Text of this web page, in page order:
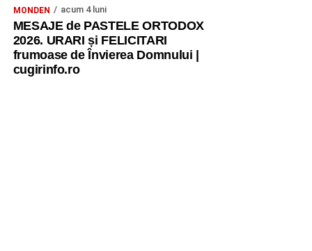
MONDEN acum 4 luni
MESAJE de PASTELE ORTODOX
2026. URARI și FELICITARI
frumoase de Învierea Domnului |
cugirinfo.ro